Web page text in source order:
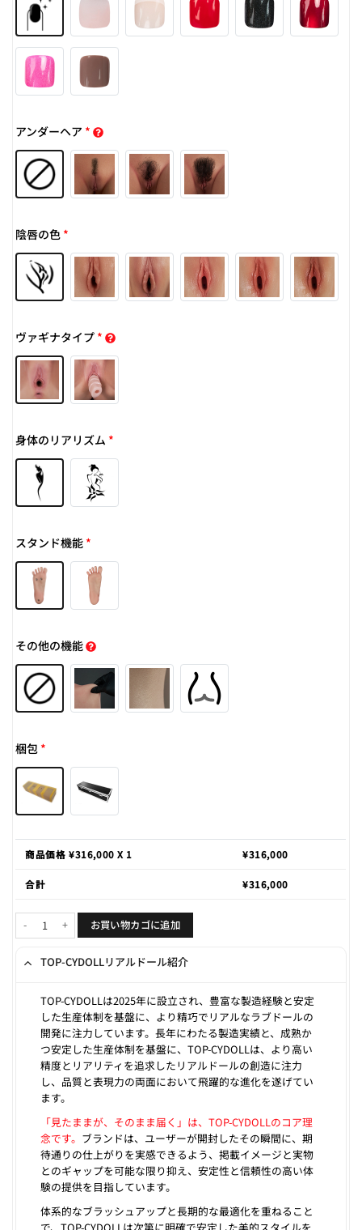
アンダーヘア *
陰唇の色 *
ヴァギナタイプ *
身体のリアリズム *
スタンド機能 *
その他の機能
梱包 *
商品価格 ¥316,000 X 1 ¥316,000
合計 ¥316,000
Shuyu 157cm D-cup個お買い物カゴに追加
TOP-CYDOLLリアルドール紹介
TOP-CYDOLLは2025年に設立され、豊富な製造経験と安定
した生産体制を基盤に、より精巧でリアルなラブドールの
開発に注力しています。長年にわたる製造実績と、成熟か
つ安定した生産体制を基盤に、TOP-CYDOLLは、より高い
精度とリアリティを追求したリアルドールの創造に注力
し、品質と表現力の両面において飛躍的な進化を遂げてい
ます。
「見たままが、そのまま届く」は、TOP-CYDOLLのコア理
念です。 ブランドは、ユーザーが開封したその瞬間に、期
待通りの仕上がりを実感できるよう、掲載イメージと実物
とのギャップを可能な限り抑え、安定性と信頼性の高い体
験の提供を目指しています。
体系的なブラッシュアップと長期的な最適化を重ねること